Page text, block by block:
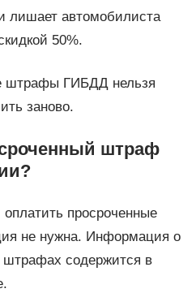
лишает автомобилиста
50%.
штрафы ГИБДД нельзя
заново.
штраф
просроченные
не нужна. Информация о
штрафах содержится в